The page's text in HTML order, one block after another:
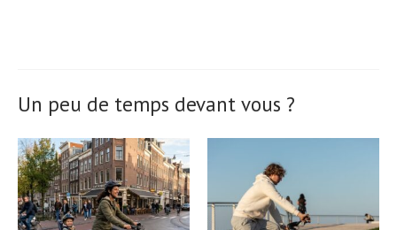
Un peu de temps devant vous ?